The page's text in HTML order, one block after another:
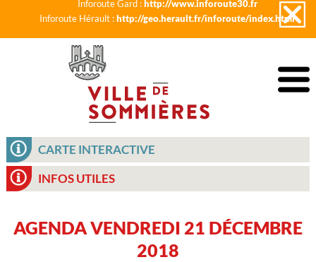
Inforoute Gard :http://www.inforoute30.fr
Inforoute Hérault :http://geo.herault.fr/inforoute/index.html
CARTE INTERACTIVE
INFOS UTILES
AGENDA VENDREDI 21 DÉCEMBRE
2018